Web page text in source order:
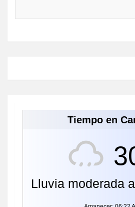
Tiempo en
Lluvia moderada